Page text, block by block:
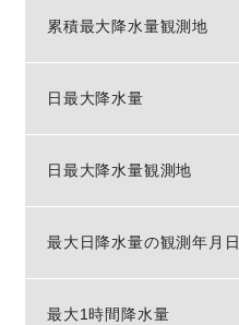
累積最大降水量観測地
日最大降水量
日最大降水量観測地
最大日降水量の観測年月日
最大1時間降水量